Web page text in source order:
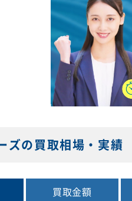
ズの買取相場・実績
買取金額